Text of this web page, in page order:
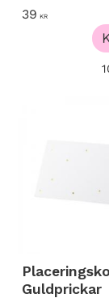
39 KR
Guldprickar